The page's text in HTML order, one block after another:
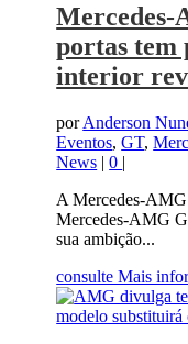
Mercedes-
portas tem
interior
porAnderson
Eventos,GT,
News |0 |
A Mercedes-
Mercedes-AMG
sua ambição...
consulte Mais